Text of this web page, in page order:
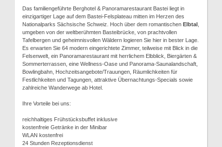
Das familiengeführte Berghotel & Panoramarestaurant Bastei liegt in
einzigartiger Lage auf dem Bastei-Felsplateau mitten im Herzen des
Nationalparks Sächsische Schweiz. Hoch über dem romantischen Elbtal
umgeben von der weltberühmten Basteibrücke, von prachtvollen
Tafelbergen und geheimnisvollen Wäldern logieren Sie hier in bester Lage.
Es erwarten Sie 64 modern eingerichtete Zimmer, teilweise mit Blick in die
Felsenwelt, ein Panoramarestaurant mit herrlichem Elbblick, Biergärten &
Sommerterrassen, eine Wellness-Oase und Panorama-Saunalandschaft,
Bowlingbahn, Hochzeitsangebote/Trauungen, Räumlichkeiten für
Festlichkeiten und Tagungen, attraktive Übernachtungs-Specials sowie
zahlreiche Wanderwege ab Hotel.
Ihre Vorteile bei uns:
reichhaltiges Frühstücksbuffet inklusive
kostenfreie Getränke in der Minibar
WLAN kostenfrei
24 Stunden Rezeptionsdienst